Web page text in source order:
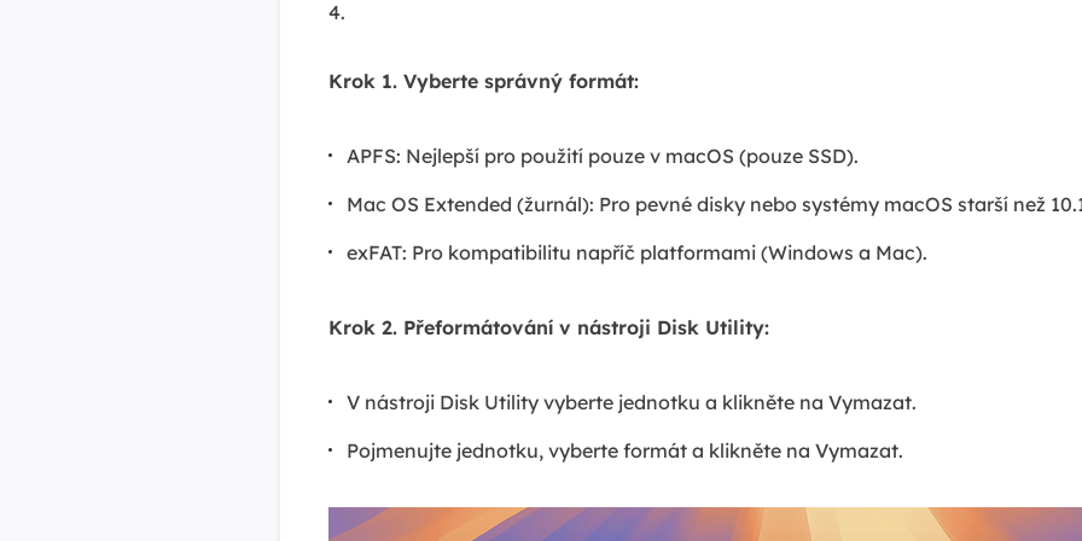
4.
Krok 1. Vyberte správný formát:
APFS: Nejlepší pro použití pouze v macOS (pouze SSD).
Mac OS Extended (žurnál): Pro pevné disky nebo systémy macOS starší než
exFAT: Pro kompatibilitu napříč platformami (Windows a Mac).
Krok 2. Přeformátování v nástroji Disk Utility:
V nástroji Disk Utility vyberte jednotku a klikněte na Vymazat.
Pojmenujte jednotku, vyberte formát a klikněte na Vymazat.